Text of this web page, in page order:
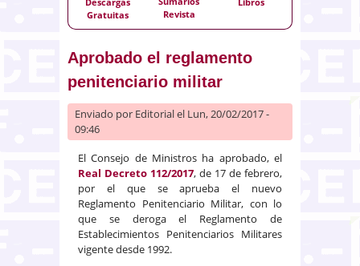
Gratuitas
Revista
Aprobado el reglamento
penitenciario militar
Enviado por Editorialel Lun, 20/02/2017 -
09:46
El Consejo de Ministros ha aprobado, el
Real Decreto 112/2017, de 17 de febrero,
por el que se aprueba el nuevo
Reglamento Penitenciario Militar, con lo
que se deroga el Reglamento de
Establecimientos Penitenciarios Militares
vigente desde 1992.